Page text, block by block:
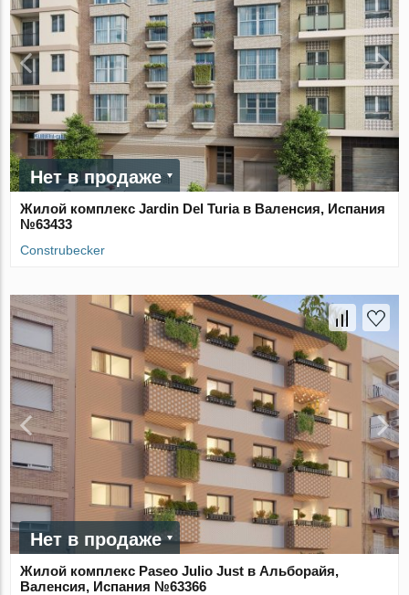
Нет в продаже
Жилой комплекс Jardin Del Turia в Валенсия, Испания
№63433
Construbecker
Нет в продаже
Жилой комплекс Paseo Julio Just в Альборайя,
Валенсия, Испания №63366